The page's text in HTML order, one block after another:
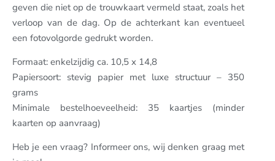
geven die niet op de trouwkaart vermeld staat, zoals het
verloop van de dag. Op de achterkant kan eventueel
een fotovolgorde gedrukt worden.
Formaat: enkelzijdig ca. 10,5 x 14,8
Papiersoort: stevig papier met luxe structuur – 350
grams
Minimale bestelhoeveelheid: 35 kaartjes (minder
kaarten op aanvraag)
Heb je een vraag? Informeer ons, wij denken graag met